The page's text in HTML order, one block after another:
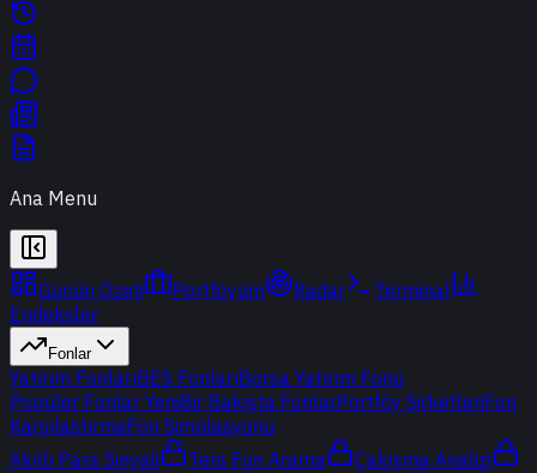
Ana Menu
Günün Özeti Portföyüm Radar
Terminal
Endeksler
Fonlar
Yatırım FonlarıBES FonlarıBorsa Yatırım Fonu
Popüler Fonlar YeniBir Bakışta FonlarPortföy ŞirketleriFon
KarşılaştırmaFon Simülasyonu
Akıllı Para Sinyali
Ters Fon Arama
Çakışma Analizi